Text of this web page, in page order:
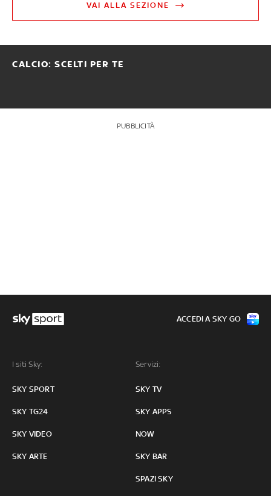
VAI ALLA SEZIONE
CALCIO: SCELTI PER TE
PUBBLICITÀ
I siti Sky:
SKY SPORT
SKY TG24
SKY VIDEO
SKY ARTE
Servizi:
SKY TV
SKY APPS
NOW
SKY BAR
SPAZI SKY
ACCEDI A SKY GO